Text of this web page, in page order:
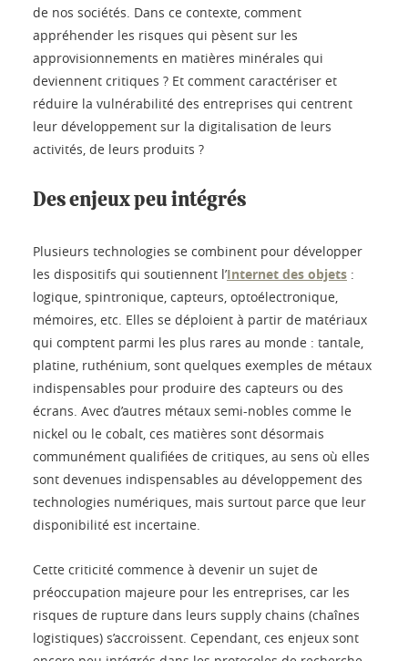
de nos sociétés. Dans ce contexte, comment
appréhender les risques qui pèsent sur les
approvisionnements en matières minérales qui
deviennent critiques ? Et comment caractériser et
réduire la vulnérabilité des entreprises qui centrent
leur développement sur la digitalisation de leurs
activités, de leurs produits ?
Des enjeux peu intégrés
Plusieurs technologies se combinent pour développer
les dispositifs qui soutiennent l’Internet des objets :
logique, spintronique, capteurs, optoélectronique,
mémoires, etc. Elles se déploient à partir de matériaux
qui comptent parmi les plus rares au monde : tantale,
platine, ruthénium, sont quelques exemples de métaux
indispensables pour produire des capteurs ou des
écrans. Avec d’autres métaux semi-nobles comme le
nickel ou le cobalt, ces matières sont désormais
communément qualifiées de critiques, au sens où elles
sont devenues indispensables au développement des
technologies numériques, mais surtout parce que leur
disponibilité est incertaine.
Cette criticité commence à devenir un sujet de
préoccupation majeure pour les entreprises, car les
risques de rupture dans leurs supply chains (chaînes
logistiques) s’accroissent. Cependant, ces enjeux sont